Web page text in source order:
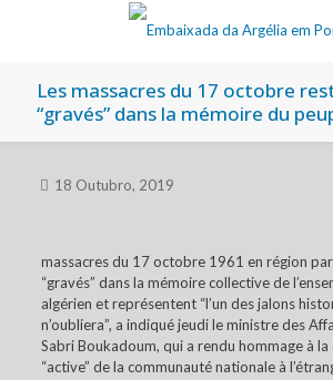
Les massacres du 17 octobre
“gravés” dans la mémoire du
18 Outubro, 2019
massacres du 17 octobre 1961 en région
“gravés” dans la mémoire collective de
algérien et représentent “l’un des jalons
n’oubliera”, a indiqué jeudi le ministre des
Sabri Boukadoum, qui a rendu hommage à
“active” de la communauté nationale à